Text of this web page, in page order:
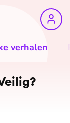
verhalen